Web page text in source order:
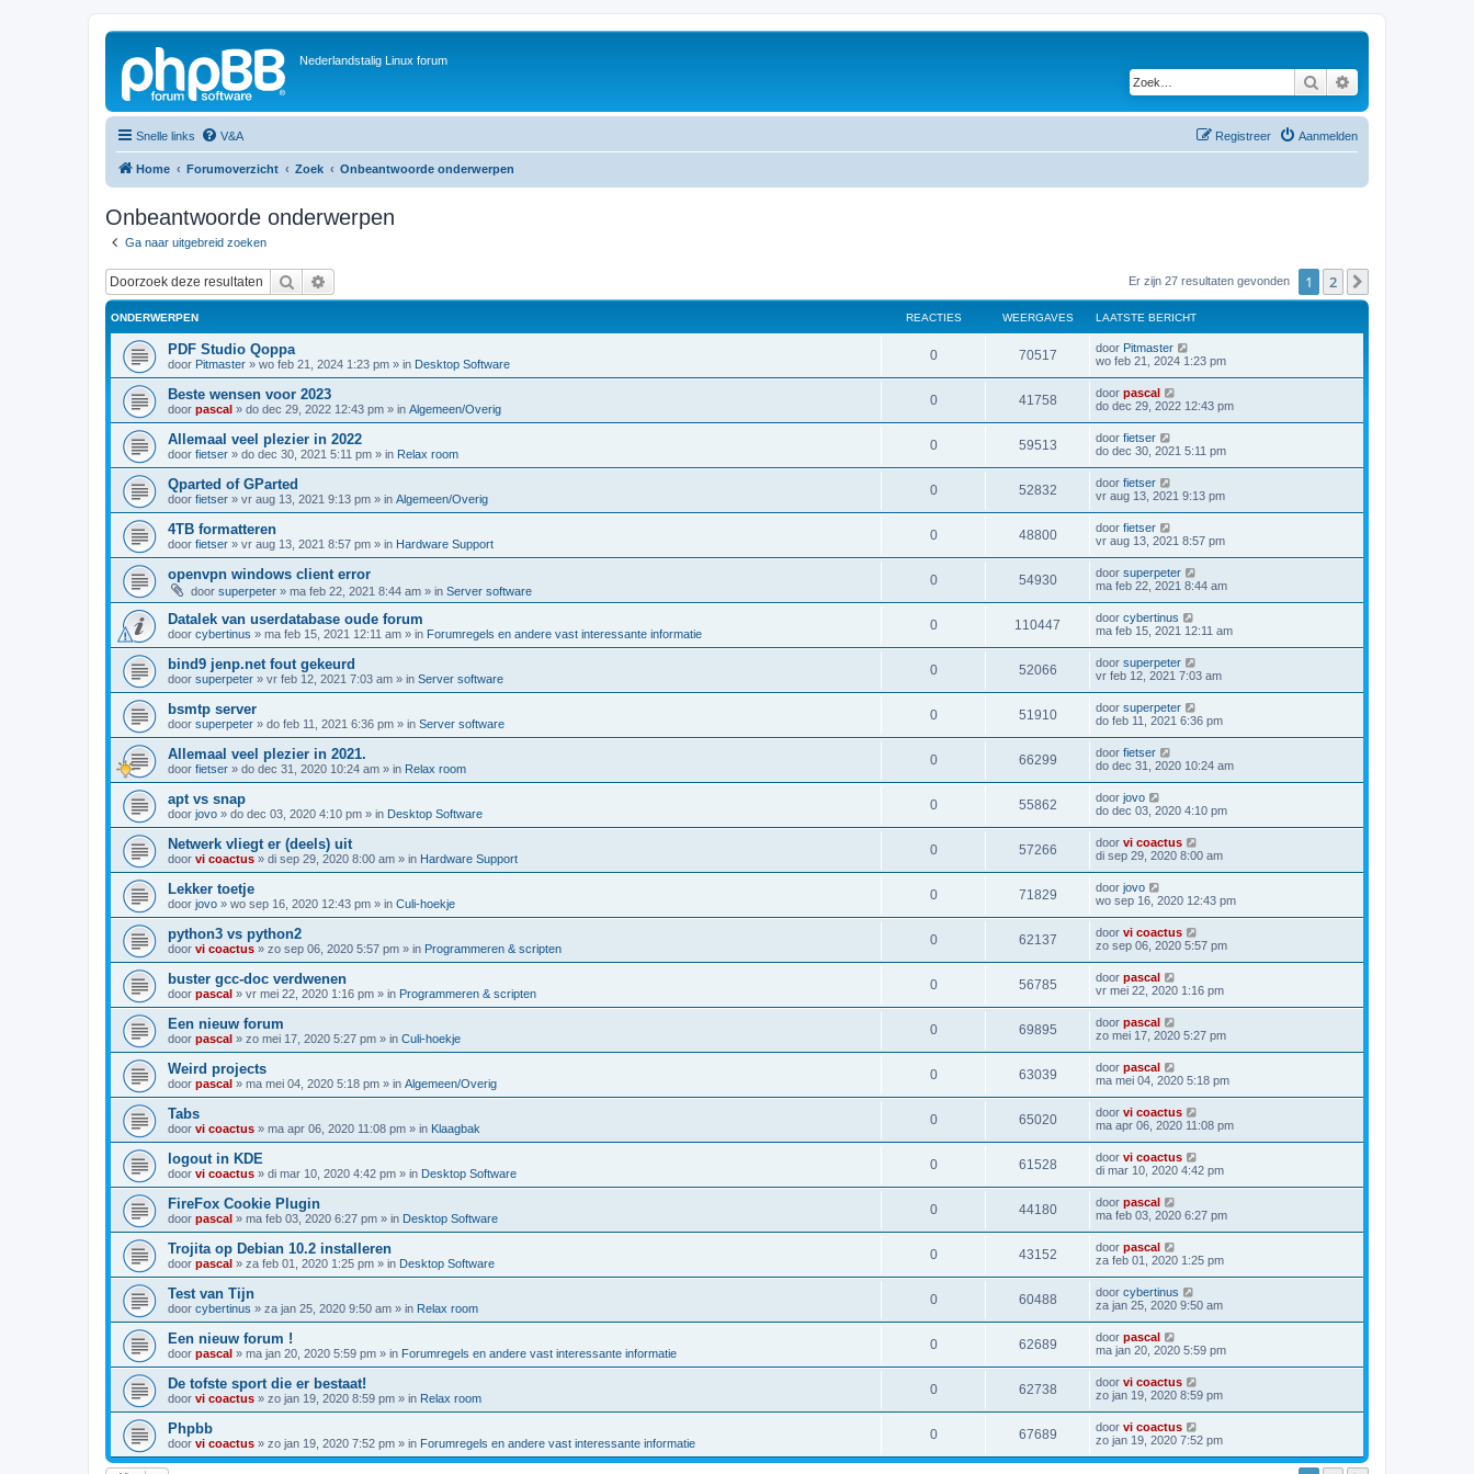
Nederlandstalig Linux forum
Zoek
Snelle links V&A Aanmelden
Registreer
Home Forumoverzicht Zoek Onbeantwoorde onderwerpen
Onbeantwoorde onderwerpen
Ga naar uitgebreid zoeken
Zoek Er zijn 27 resultaten gevonden 1 2
ONDERWERPEN REACTIES WEERGAVES LAATSTE BERICHT
PDF Studio Qoppa
door Pitmaster » wo feb 21, 2024 1:23 pm » in Desktop Software
0 70517 door Pitmaster
wo feb 21, 2024 1:23 pm
Beste wensen voor 2023
door pascal » do dec 29, 2022 12:43 pm » in Algemeen/Overig
0 41758 door pascal
do dec 29, 2022 12:43 pm
Allemaal veel plezier in 2022
door fietser » do dec 30, 2021 5:11 pm » in Relax room
0 59513 door fietser
do dec 30, 2021 5:11 pm
Qparted of GParted
door fietser » vr aug 13, 2021 9:13 pm » in Algemeen/Overig
0 52832 door fietser
vr aug 13, 2021 9:13 pm
4TB formatteren
door fietser » vr aug 13, 2021 8:57 pm » in Hardware Support
0 48800 door fietser
vr aug 13, 2021 8:57 pm
openvpn windows client error
door superpeter » ma feb 22, 2021 8:44 am » in Server software
0 54930 door superpeter
ma feb 22, 2021 8:44 am
Datalek van userdatabase oude forum
door cybertinus » ma feb 15, 2021 12:11 am » in Forumregels en andere vast interessante informatie
0 110447 door cybertinus
ma feb 15, 2021 12:11 am
bind9 jenp.net fout gekeurd
door superpeter » vr feb 12, 2021 7:03 am » in Server software
0 52066 door superpeter
vr feb 12, 2021 7:03 am
bsmtp server
door superpeter » do feb 11, 2021 6:36 pm » in Server software
0 51910 door superpeter
do feb 11, 2021 6:36 pm
Allemaal veel plezier in 2021.
door fietser » do dec 31, 2020 10:24 am » in Relax room
0 66299 door fietser
do dec 31, 2020 10:24 am
apt vs snap
door jovo » do dec 03, 2020 4:10 pm » in Desktop Software
0 55862 door jovo
do dec 03, 2020 4:10 pm
Netwerk vliegt er (deels) uit
door vi coactus » di sep 29, 2020 8:00 am » in Hardware Support
0 57266 door vi coactus
di sep 29, 2020 8:00 am
Lekker toetje
door jovo » wo sep 16, 2020 12:43 pm » in Culi-hoekje
0 71829 door jovo
wo sep 16, 2020 12:43 pm
python3 vs python2
door vi coactus » zo sep 06, 2020 5:57 pm » in Programmeren & scripten
0 62137 door vi coactus
zo sep 06, 2020 5:57 pm
buster gcc-doc verdwenen
door pascal » vr mei 22, 2020 1:16 pm » in Programmeren & scripten
0 56785 door pascal
vr mei 22, 2020 1:16 pm
Een nieuw forum
door pascal » zo mei 17, 2020 5:27 pm » in Culi-hoekje
0 69895 door pascal
zo mei 17, 2020 5:27 pm
Weird projects
door pascal » ma mei 04, 2020 5:18 pm » in Algemeen/Overig
0 63039 door pascal
ma mei 04, 2020 5:18 pm
Tabs
door vi coactus » ma apr 06, 2020 11:08 pm » in Klaagbak
0 65020 door vi coactus
ma apr 06, 2020 11:08 pm
logout in KDE
door vi coactus » di mar 10, 2020 4:42 pm » in Desktop Software
0 61528 door vi coactus
di mar 10, 2020 4:42 pm
FireFox Cookie Plugin
door pascal » ma feb 03, 2020 6:27 pm » in Desktop Software
0 44180 door pascal
ma feb 03, 2020 6:27 pm
Trojita op Debian 10.2 installeren
door pascal » za feb 01, 2020 1:25 pm » in Desktop Software
0 43152 door pascal
za feb 01, 2020 1:25 pm
Test van Tijn
door cybertinus » za jan 25, 2020 9:50 am » in Relax room
0 60488 door cybertinus
za jan 25, 2020 9:50 am
Een nieuw forum !
door pascal » ma jan 20, 2020 5:59 pm » in Forumregels en andere vast interessante informatie
0 62689 door pascal
ma jan 20, 2020 5:59 pm
De tofste sport die er bestaat!
door vi coactus » zo jan 19, 2020 8:59 pm » in Relax room
0 62738 door vi coactus
zo jan 19, 2020 8:59 pm
Phpbb
door vi coactus » zo jan 19, 2020 7:52 pm » in Forumregels en andere vast interessante informatie
0 67689 door vi coactus
zo jan 19, 2020 7:52 pm